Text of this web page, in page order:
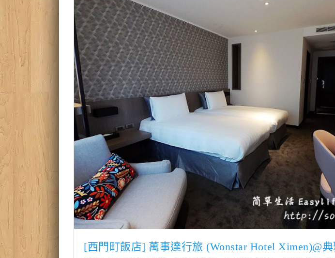
[西門町飯店] 萬事達行旅 (Wonstar Hotel Ximen)@